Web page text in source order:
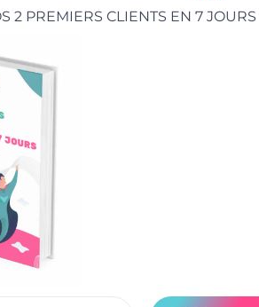
2 PREMIERS CLIENTS EN 7 JOURS